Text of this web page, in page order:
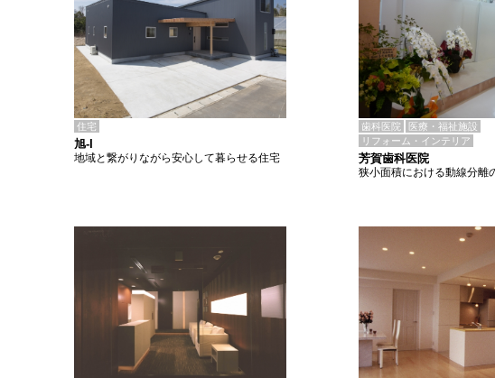
住宅
旭-I
地域と繋がりながら安心して暮らせる住宅
歯科医院
医療・福祉施設
リフォーム・インテリア
芳賀歯科医院
狭小面積における動線分離